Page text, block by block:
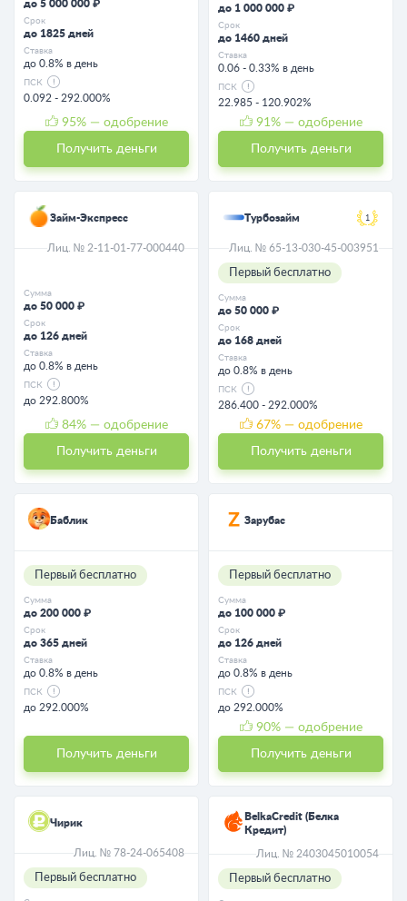
до 5 000 000 ₽
Срок
до 1825 дней
Ставка
до 0.8% в день
ПСК
0.092 - 292.000%
95% — одобрение
Получить деньги
до 1 000 000 ₽
Срок
до 1460 дней
Ставка
0.06 - 0.33% в день
ПСК
22.985 - 120.902%
91 % — одобрение
Получить деньги
Займ-Экспресс
Лиц. № 2-11-01-77-000440
Сумма
до 50 000 ₽
Срок
до 126 дней
Ставка
до 0.8% в день
ПСК
до 292.800%
84% — одобрение
Получить деньги
Турбозайм 1
Лиц. № 65-13-030-45-003951
Первый бесплатно
Сумма
до 50 000 ₽
Срок
до 168 дней
Ставка
до 0.8% в день
ПСК
286.400 - 292.000%
67% — одобрение
Получить деньги
Баблик
Первый бесплатно
Сумма
до 200 000 ₽
Срок
до 365 дней
Ставка
до 0.8% в день
ПСК
до 292.000%
Получить деньги
Зарубас
Первый бесплатно
Сумма
до 100 000 ₽
Срок
до 126 дней
Ставка
до 0.8% в день
ПСК
до 292.000%
90% — одобрение
Получить деньги
Чирик
Лиц. № 78-24-065408
Первый бесплатно
BelkaCredit (Белка
Кредит)
Лиц. № 2403045010054
Первый бесплатно